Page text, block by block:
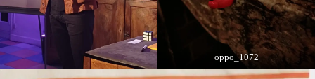
oppo_1072